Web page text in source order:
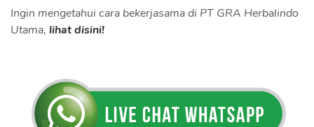
Ingin mengetahui cara bekerjasama di PT GRA Herbalindo
Utama, lihat disini!